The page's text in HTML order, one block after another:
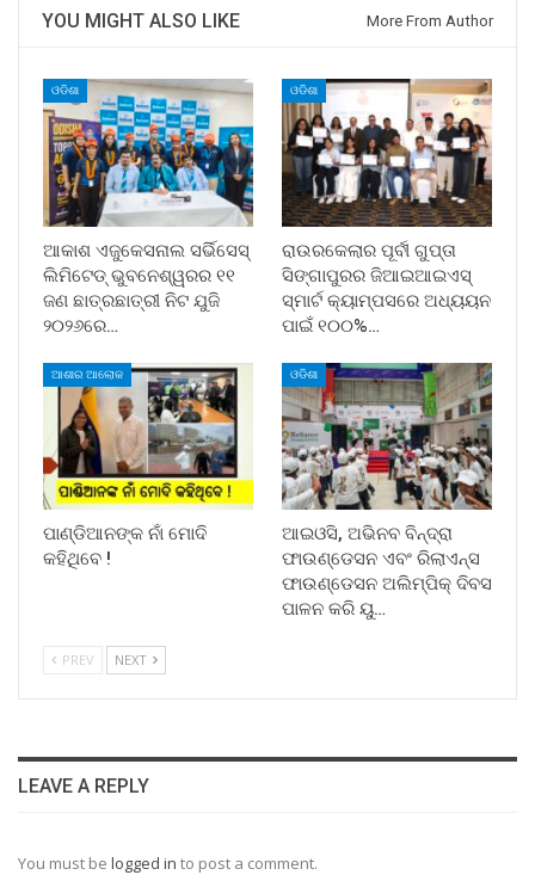
YOU MIGHT ALSO LIKE More From Author
ଓଡିଶା
ଆକାଶ ଏଜୁକେସନାଲ ସର୍ଭିସେସ୍
ଲିମିଟେଡ୍ ଭୁବନେଶ୍ୱରର ୧୧
ଜଣ ଛାତ୍ରଛାତ୍ରୀ ନିଟ ଯୁଜି
୨୦୨୬ରେ…
ଓଡିଶା
ରାଉରକେଲାର ପୂର୍ବୀ ଗୁପ୍ତା
ସିଙ୍ଗାପୁରର ଜିଆଇଆଇଏସ୍
ସ୍ମାର୍ଟ କ୍ୟାମ୍ପସରେ ଅଧ୍ୟୟନ
ପାଇଁ ୧୦୦%…
ଆଶାର ଆଲୋକ
ପାଣ୍ଡିଆନଙ୍କ ନାଁ ମୋଦି
କହିଥିବେ !
ଓଡିଶା
ଆଇଓସି, ଅଭିନବ ବିନ୍ଦ୍ରା
ଫାଉଣ୍ଡେସନ ଏବଂ ରିଲାଏନ୍ସ
ଫାଉଣ୍ଡେସନ ଅଲିମ୍ପିକ୍ ଦିବସ
ପାଳନ କରି ୟୁ…
PREV NEXT
LEAVE A REPLY
You must be logged in to post a comment.